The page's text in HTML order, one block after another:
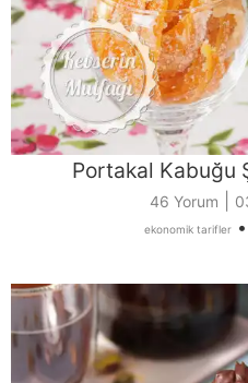
Portakal Kabuğu
46 Yorum
ekonomik tarifler•